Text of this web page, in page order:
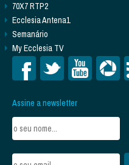
70X7 RTP2
Ecclesia Antena1
Semanário
My Ecclesia TV
Assine a newsletter